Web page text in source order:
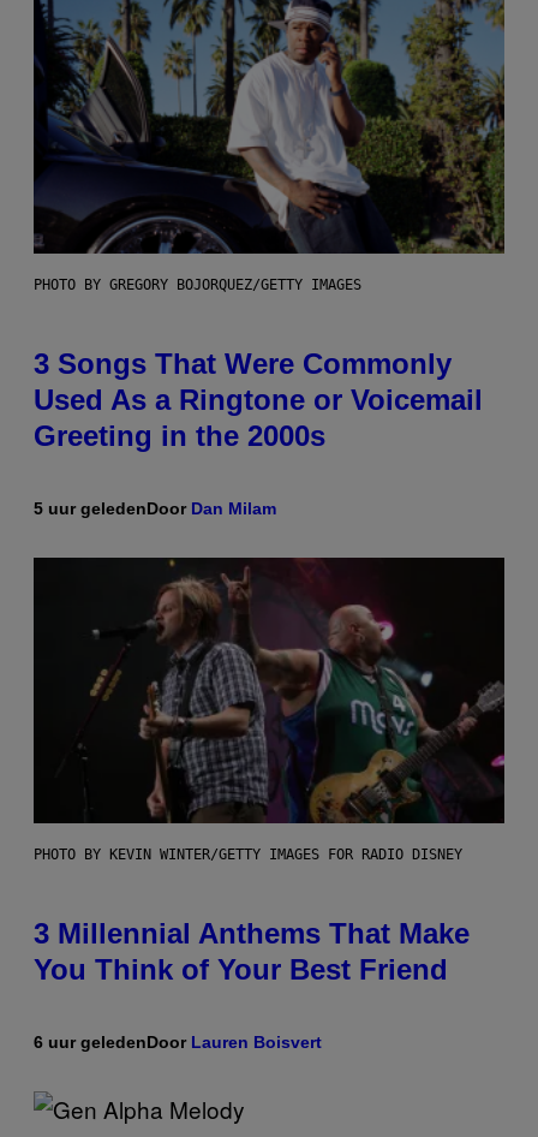
PHOTO BY GREGORY BOJORQUEZ/GETTY IMAGES
3 Songs That Were Commonly
Used As a Ringtone or Voicemail
Greeting in the 2000s
5 uur geledenDoor Dan Milam
PHOTO BY KEVIN WINTER/GETTY IMAGES FOR RADIO DISNEY
3 Millennial Anthems That Make
You Think of Your Best Friend
6 uur geledenDoor Lauren Boisvert